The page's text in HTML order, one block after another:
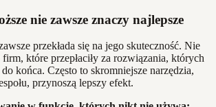
nie zawsze znaczy najlepsze
przekłada się na jego skuteczność. Nie
które przepłaciły za rozwiązania, których
końca. Często to skromniejsze narzędzia,
przynoszą lepszy efekt.